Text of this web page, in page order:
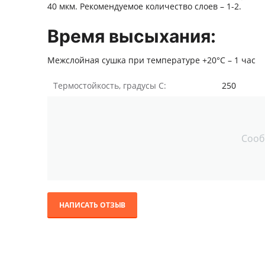
40 мкм. Рекомендуемое количество слоев – 1-2.
Время высыхания:
Межслойная сушка при температуре +20°С – 1 час
Термостойкость, градусы С: 250
НАПИСАТЬ ОТЗЫВ